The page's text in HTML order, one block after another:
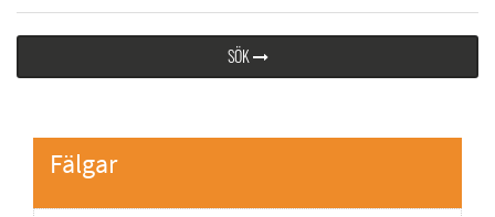
SÖK
Fälgar